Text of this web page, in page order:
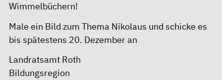
Wimmelbüchern!
Male ein Bild zum Thema Nikolaus und schicke es
bis spätestens 20. Dezember an
Landratsamt Roth
Bildungsregion